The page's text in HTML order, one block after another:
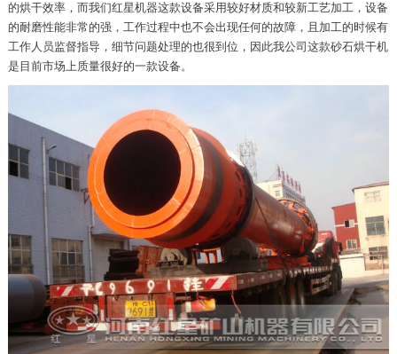
的烘干效率，而我们红星机器这款设备采用较好材质和较新工艺加工，设备
的耐磨性能非常的强，工作过程中也不会出现任何的故障，且加工的时候有
工作人员监督指导，细节问题处理的也很到位，因此我公司这款砂石烘干机
是目前市场上质量很好的一款设备。